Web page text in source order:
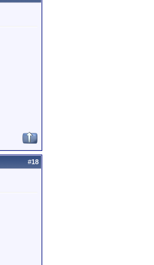
#18